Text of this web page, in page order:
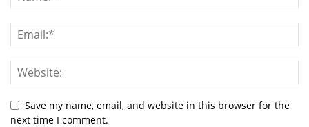
Save my name, email, and website in this browser for the
next time I comment.